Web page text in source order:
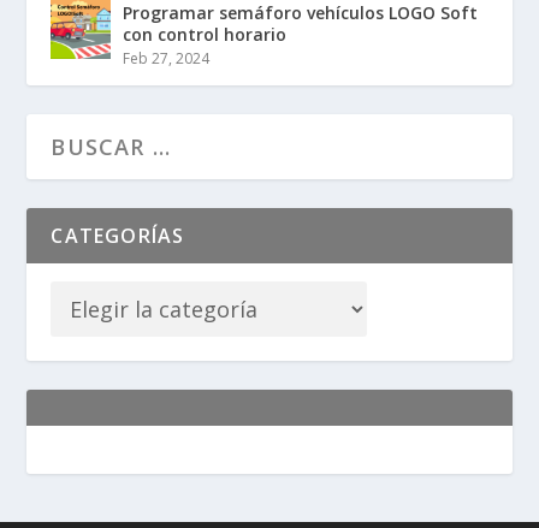
Programar semáforo vehículos LOGO Soft
con control horario
Feb 27, 2024
CATEGORÍAS